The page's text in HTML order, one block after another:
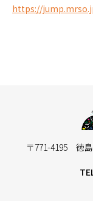
https://
〒771-4195 徳